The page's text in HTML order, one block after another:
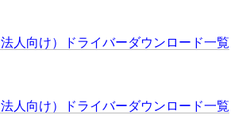
人向け）ドライバーダウンロード一覧
人向け）ドライバーダウンロード一覧